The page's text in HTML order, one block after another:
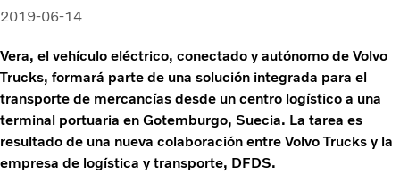
2019-06-14
Vera, el vehículo eléctrico, conectado y autónomo de Volvo
Trucks, formará parte de una solución integrada para el
transporte de mercancías desde un centro logístico a una
terminal portuaria en Gotemburgo, Suecia. La tarea es
resultado de una nueva colaboración entre Volvo Trucks y la
empresa de logística y transporte, DFDS.